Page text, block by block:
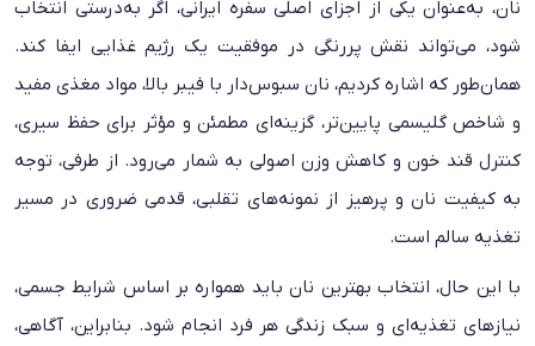
نان، به‌عنوان یکی از اجزای اصلی سفره ایرانی، اگر به‌درستی انتخاب
شود، می‌تواند نقش پررنگی در موفقیت یک رژیم غذایی ایفا کند.
همان‌طور که اشاره کردیم، نان سبوس‌دار با فیبر بالا، مواد مغذی مفید
و شاخص گلیسمی پایین‌تر، گزینه‌ای مطمئن و مؤثر برای حفظ سیری،
کنترل قند خون و کاهش وزن اصولی به شمار می‌رود. از طرفی، توجه
به کیفیت نان و پرهیز از نمونه‌های تقلبی، قدمی ضروری در مسیر
تغذیه سالم است.
با این حال، انتخاب بهترین نان باید همواره بر اساس شرایط جسمی،
نیازهای تغذیه‌ای و سبک زندگی هر فرد انجام شود. بنابراین، آگاهی،